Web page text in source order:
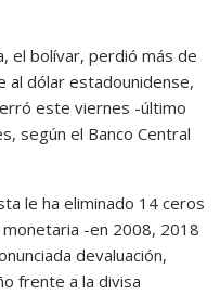
el bolívar, perdió más de
al dólar estadounidense,
este viernes -último
según el Banco Central
le ha eliminado 14 ceros
-en 2008, 2018
devaluación,
frente a la divisa